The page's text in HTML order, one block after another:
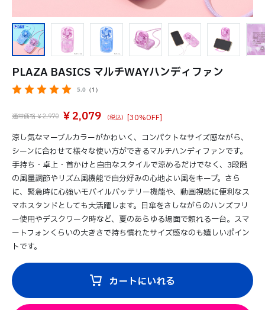
PLAZA BASICS マルチWAYハンディファン
5.0 （1）
￥2,079 [30%OFF]
通常価格 ￥2,970
涼し気なマーブルカラーがかわいく、コンパクトなサイズ感ながら、
シーンに合わせて様々な使い方ができるマルチハンディファンです。
手持ち・卓上・首かけと自由なスタイルで涼めるだけでなく、3段階
の風量調節やリズム風機能で自分好みの心地よい風をキープ。さら
に、緊急時に心強いモバイルバッテリー機能や、動画視聴に便利なス
マホスタンドとしても大活躍します。日傘をさしながらのハンズフリ
ー使用やデスクワーク時など、夏のあらゆる場面で頼れる一台。スマ
ートフォンくらいの大きさで持ち慣れたサイズ感なのも嬉しいポイン
トです。
カートにいれる